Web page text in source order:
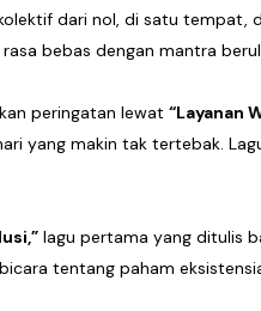
dari nol, di satu tempat,
bebas dengan mantra
peringatan lewat “Layanan
yang makin tak tertebak.
lagu pertama yang ditulis
tentang paham